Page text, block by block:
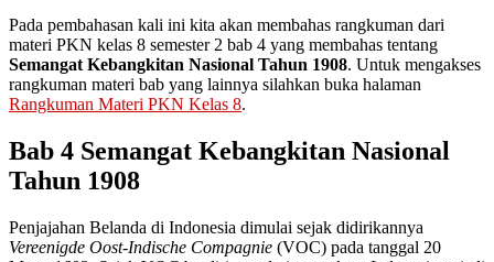
Pada pembahasan kali ini kita akan membahas rangkuman dari
materi PKN kelas 8 semester 2 bab 4 yang membahas tentang
Semangat Kebangkitan Nasional Tahun 1908. Untuk mengakses
rangkuman materi bab yang lainnya silahkan buka halaman
Rangkuman Materi PKN Kelas 8.
Bab 4 Semangat Kebangkitan Nasional
Tahun 1908
Penjajahan Belanda di Indonesia dimulai sejak didirikannya
Vereenigde Oost-Indische Compagnie (VOC) pada tanggal 20